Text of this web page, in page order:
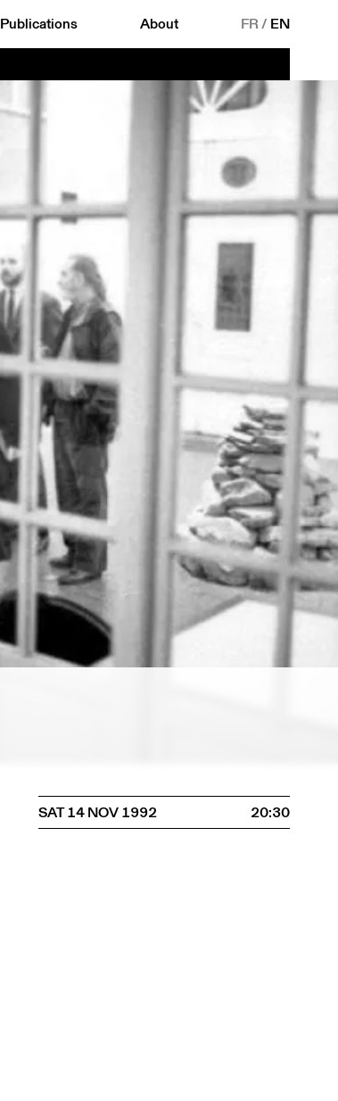
Publications About FR/ EN
SAT 14 NOV 1992 20:30